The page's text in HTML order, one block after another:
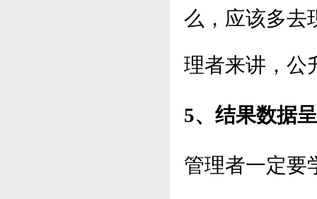
么，应该多去
理者来讲，公
5、结果数据
管理者一定要